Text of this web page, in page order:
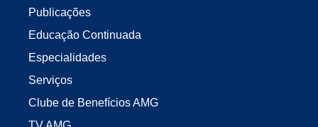
Publicações
Educação Continuada
Especialidades
Serviços
Clube de Benefícios AMG